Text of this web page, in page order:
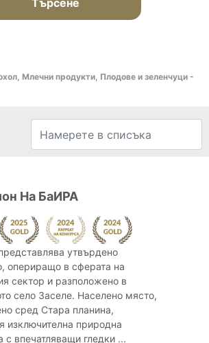
Търсене
Млечни продукти, Плодове и зеленчуци -
На БаИРА
утвърдено
опериращо в сферата на
сектор и разположено в
село Заселе. Населено място,
сред Стара планина,
изключителна природна
с впечатляващи гледки ...